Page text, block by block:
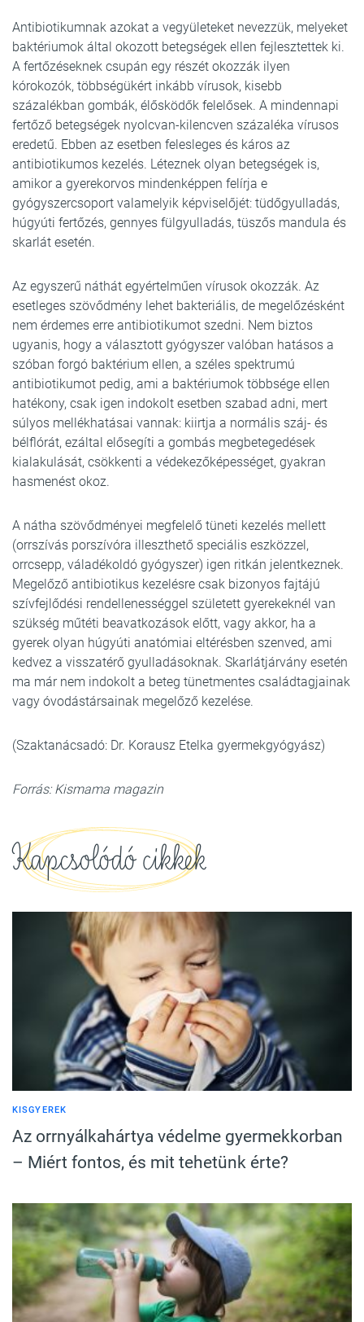
Antibiotikumnak azokat a vegyületeket nevezzük, melyeket
baktériumok által okozott betegségek ellen fejlesztettek ki.
A fertőzéseknek csupán egy részét okozzák ilyen
kórokozók, többségükért inkább vírusok, kisebb
százalékban gombák, élősködők felelősek. A mindennapi
fertőző betegségek nyolcvan-kilencven százaléka vírusos
eredetű. Ebben az esetben felesleges és káros az
antibiotikumos kezelés. Léteznek olyan betegségek is,
amikor a gyerekorvos mindenképpen felírja e
gyógyszercsoport valamelyik képviselőjét: tüdőgyulladás,
húgyúti fertőzés, gennyes fülgyulladás, tüszős mandula és
skarlát esetén.
Az egyszerű náthát egyértelműen vírusok okozzák. Az
esetleges szövődmény lehet bakteriális, de megelőzésként
nem érdemes erre antibiotikumot szedni. Nem biztos
ugyanis, hogy a választott gyógyszer valóban hatásos a
szóban forgó baktérium ellen, a széles spektrumú
antibiotikumot pedig, ami a baktériumok többsége ellen
hatékony, csak igen indokolt esetben szabad adni, mert
súlyos mellékhatásai vannak: kiirtja a normális száj- és
bélflórát, ezáltal elősegíti a gombás megbetegedések
kialakulását, csökkenti a védekezőképességet, gyakran
hasmenést okoz.
A nátha szövődményei megfelelő tüneti kezelés mellett
(orrszívás porszívóra illeszthető speciális eszközzel,
orrcsepp, váladékoldó gyógyszer) igen ritkán jelentkeznek.
Megelőző antibiotikus kezelésre csak bizonyos fajtájú
szívfejlődési rendellenességgel született gyerekeknél van
szükség műtéti beavatkozások előtt, vagy akkor, ha a
gyerek olyan húgyúti anatómiai eltérésben szenved, ami
kedvez a visszatérő gyulladásoknak. Skarlátjárvány esetén
ma már nem indokolt a beteg tünetmentes családtagjainak
vagy óvodástársainak megelőző kezelése.
(Szaktanácsadó: Dr. Korausz Etelka gyermekgyógyász)
Forrás: Kismama magazin
Kapcsolódó cikkek
KISGYEREK
Az orrnyálkahártya védelme gyermekkorban
– Miért fontos, és mit tehetünk érte?